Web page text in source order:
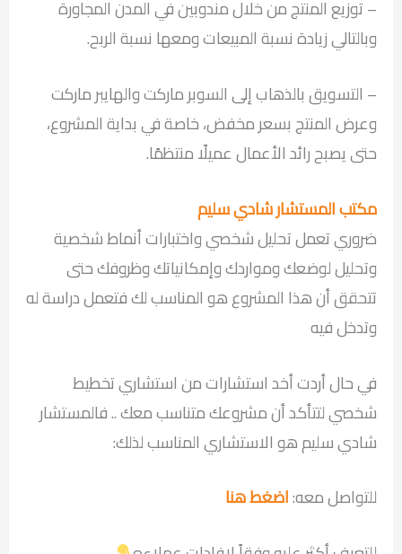
– توزيع المنتج من خلال مندوبين في المدن المجاورة
وبالتالي زيادة نسبة المبيعات ومعها نسبة الربح.
– التسويق بالذهاب إلى السوبر ماركت والهايبر ماركت
وعرض المنتج بسعر مخفض، خاصة في بداية المشروع،
حتى يصبح رائد الأعمال عميلًا منتظمًا.
مكتب المستشار شادي سليم
ضروري تعمل تحليل شخصي واختبارات أنماط شخصية
وتحليل لوضعك ومواردك وإمكانياتك وظروفك حتى
تتحقق أن هذا المشروع هو المناسب لك فتعمل دراسة له
وتدخل فيه
في حال أردت أخد استشارات من استشاري تخطيط
شخصي لتتأكد أن مشروعك متناسب معك .. فالمستشار
شادي سليم هو الاستشاري المناسب لذلك:
للتواصل معه:اضغط هنا